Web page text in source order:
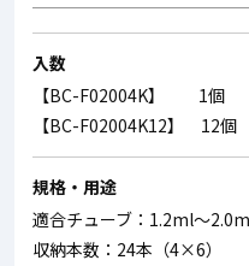
入数
【BC-F02004K】 1個
【BC-F02004K12】 12個
規格・用途
適合チューブ：1.2ml～
収納本数：24本（4×6）